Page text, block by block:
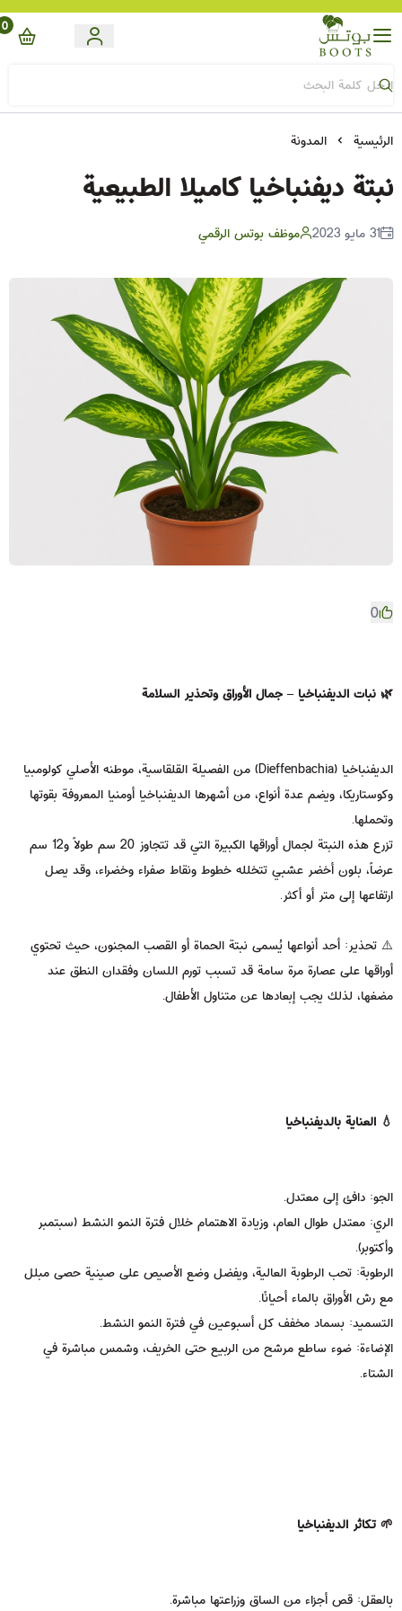
Boots
0
الرئيسية المدونة
نبتة ديفنباخيا كاميلا الطبيعية
31 مايو 2023 موظف بوتس الرقمي
0
🌿 نبات الديفنباخيا – جمال الأوراق وتحذير السلامة
الديفنباخيا (Dieffenbachia) من الفصيلة القلقاسية، موطنه الأصلي كولومبيا
وكوستاريكا، ويضم عدة أنواع، من أشهرها الديفنباخيا أومنيا المعروفة بقوتها
وتحملها.
تزرع هذه النبتة لجمال أوراقها الكبيرة التي قد تتجاوز 20 سم طولاً و12 سم
عرضاً، بلون أخضر عشبي تتخلله خطوط ونقاط صفراء وخضراء، وقد يصل
ارتفاعها إلى متر أو أكثر.
⚠️ تحذير: أحد أنواعها يُسمى نبتة الحماة أو القصب المجنون، حيث تحتوي
أوراقها على عصارة مرة سامة قد تسبب تورم اللسان وفقدان النطق عند
مضغها، لذلك يجب إبعادها عن متناول الأطفال.
💧 العناية بالديفنباخيا
الجو: دافئ إلى معتدل.
الري: معتدل طوال العام، وزيادة الاهتمام خلال فترة النمو النشط (سبتمبر
وأكتوبر).
الرطوبة: تحب الرطوبة العالية، ويفضل وضع الأصيص على صينية حصى مبلل
مع رش الأوراق بالماء أحيانًا.
التسميد: بسماد مخفف كل أسبوعين في فترة النمو النشط.
الإضاءة: ضوء ساطع مرشح من الربيع حتى الخريف، وشمس مباشرة في
الشتاء.
🌱 تكاثر الديفنباخيا
بالعقل: قص أجزاء من الساق وزراعتها مباشرة.